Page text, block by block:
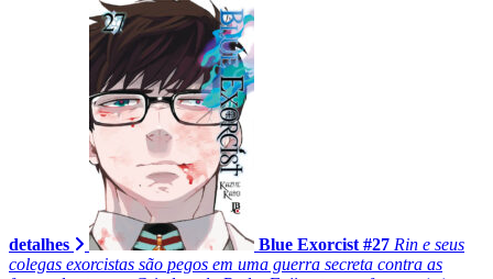
detalhes Blue Exorcist #27 Rin e seus
colegas exorcistas são pegos em uma guerra secreta contra as